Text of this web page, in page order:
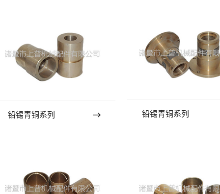
铅锡青铜系列 铅锡青铜系列